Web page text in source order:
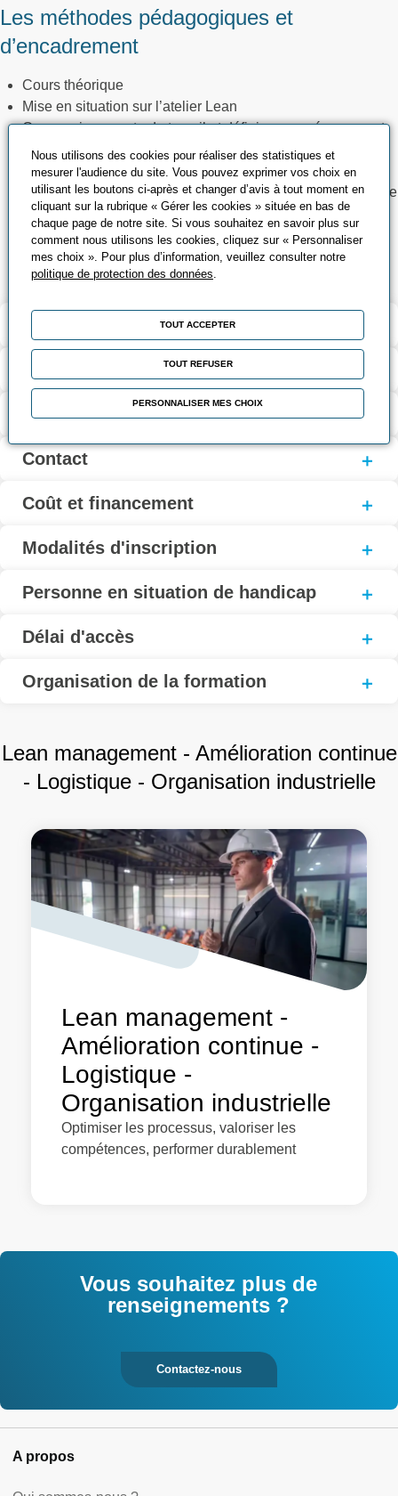
Les méthodes pédagogiques et
d’encadrement
Cours théorique
Mise en situation sur l’atelier Lean
Concevoir un poste de travail et définir son aménagement
dans le cadre d’un projet
Optimiser un poste de travail existant
Aménager un poste de travail selon des règles d’ergonomie
reconnues
Chiffrer avec précision les temps relatifs à un mode
opératoire
Validation et certification
Contenu de la formation
Modalités d’évaluation
Contact
Coût et financement
Modalités d'inscription
Personne en situation de handicap
Délai d'accès
Organisation de la formation
Lean management - Amélioration continue
- Logistique - Organisation industrielle
Lean management -
Amélioration continue -
Logistique -
Organisation industrielle
Optimiser les processus, valoriser les
compétences, performer durablement
Vous souhaitez plus de
renseignements ?
Contactez-nous
A propos
Nous utilisons des cookies pour réaliser des statistiques et
mesurer l'audience du site. Vous pouvez exprimer vos choix en
utilisant les boutons ci-après et changer d’avis à tout moment en
cliquant sur la rubrique « Gérer les cookies » située en bas de
chaque page de notre site. Si vous souhaitez en savoir plus sur
comment nous utilisons les cookies, cliquez sur « Personnaliser
mes choix ». Pour plus d’information, veuillez consulter notre
politique de protection des données
TOUT ACCEPTER
TOUT REFUSER
PERSONNALISER MES CHOIX